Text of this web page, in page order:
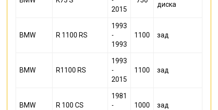
2015
диска
BMW R 1100 RS
1993
-
1993
1100 зад
BMW R1100 RS
1993
-
2015
1100 зад
BMW R 100 CS
1981
-
1000 зад